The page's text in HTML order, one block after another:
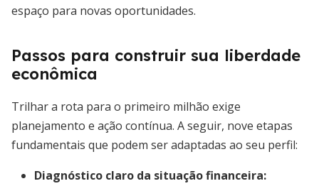
espaço para novas oportunidades.
Passos para construir sua liberdade
econômica
Trilhar a rota para o primeiro milhão exige
planejamento e ação contínua. A seguir, nove etapas
fundamentais que podem ser adaptadas ao seu perfil:
Diagnóstico claro da situação financeira: